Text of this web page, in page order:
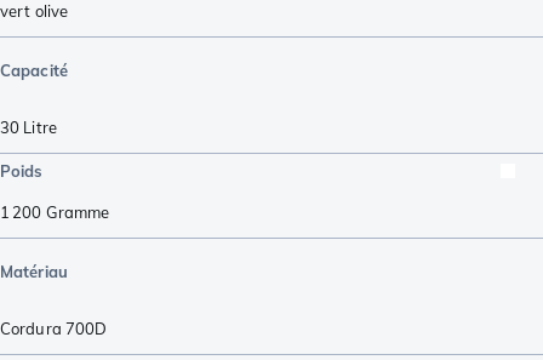
vert olive
Capacité
30 Litre
Poids
1 200 Gramme
Matériau
Cordura 700D